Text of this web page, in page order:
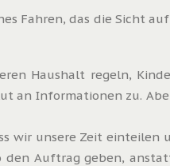
Fahren, das die Sicht
Haushalt regeln,
an Informationen zu.
wir unsere Zeit einteilen
Auftrag geben,